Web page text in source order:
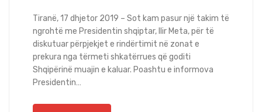
Tiranë, 17 dhjetor 2019 – Sot kam pasur një takim të
ngrohtë me Presidentin shqiptar, Ilir Meta, për të
diskutuar përpjekjet e rindërtimit në zonat e
prekura nga tërmeti shkatërrues që goditi
Shqipërinë muajin e kaluar. Poashtu e informova
Presidentin…